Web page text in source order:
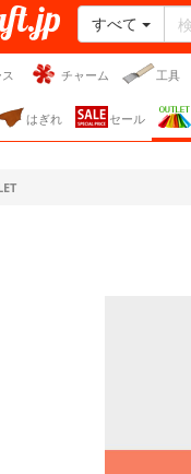
ト・
すべて
チャーム 工具
はぎれ セール